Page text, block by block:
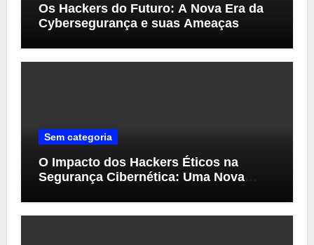
Os Hackers do Futuro: A Nova Era da
Cybersegurança e suas Ameaças
Sem categoria
O Impacto dos Hackers Éticos na
Segurança Cibernética: Uma Nova